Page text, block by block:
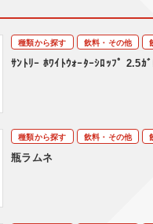
種類から探す 飲料・その他
ｻﾝﾄﾘｰ ﾎﾜｲﾄｳｫｰﾀｰｼﾛｯﾌﾟ 2.5ｶ
種類から探す 飲料・その他
瓶ラムネ